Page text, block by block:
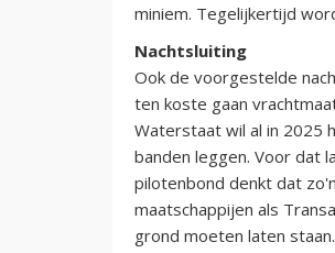
miniem. Tegelijkertijd
Nachtsluiting
Ook de voorgestelde
ten koste gaan
Waterstaat wil al in 2025
banden leggen. Voor dat
pilotenbond denkt dat
maatschappijen als
grond moeten laten staan.